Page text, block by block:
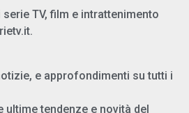
TV, film e intrattenimento
e approfondimenti su tutti i
ultime tendenze e novità del